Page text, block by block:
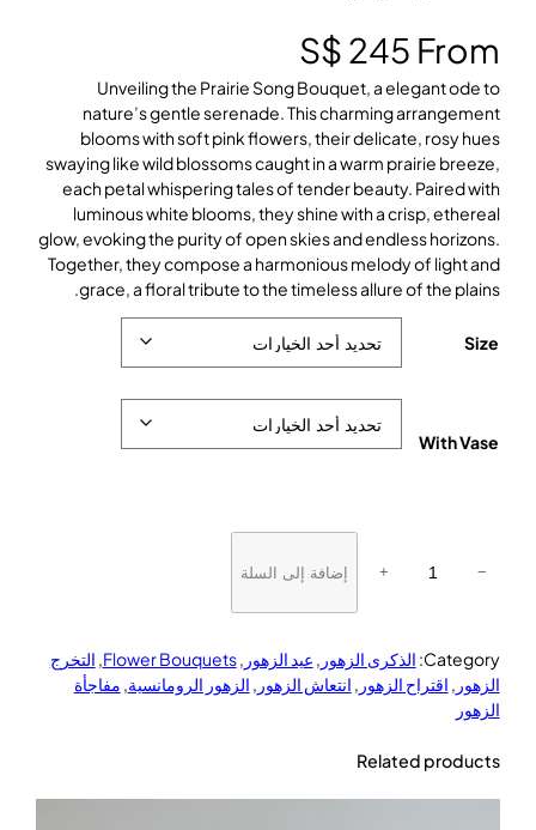
From
S$ 245
Unveiling the Prairie Song Bouquet, a elegant ode to
nature’s gentle serenade. This charming arrangement
blooms with soft pink flowers, their delicate, rosy hues
swaying like wild blossoms caught in a warm prairie breeze,
each petal whispering tales of tender beauty. Paired with
luminous white blooms, they shine with a crisp, ethereal
glow, evoking the purity of open skies and endless horizons.
Together, they compose a harmonious melody of light and
grace, a floral tribute to the timeless allure of the plains.
Size
With Vase
r
a
i
i
e
−
+ إضافة إلى السلة
Category: الذكرى الزهور , عيد الزهور ,
Flower Bouquets
, التخرج
الزهور , اقتراح الزهور , انتعاش الزهور , الزهور الرومانسية, مفاجأة
الزهور
Related products